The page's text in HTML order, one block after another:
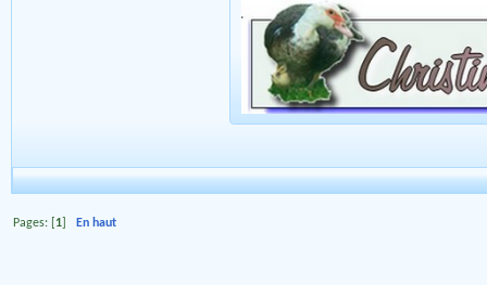
Pages: [ 1 ]En haut